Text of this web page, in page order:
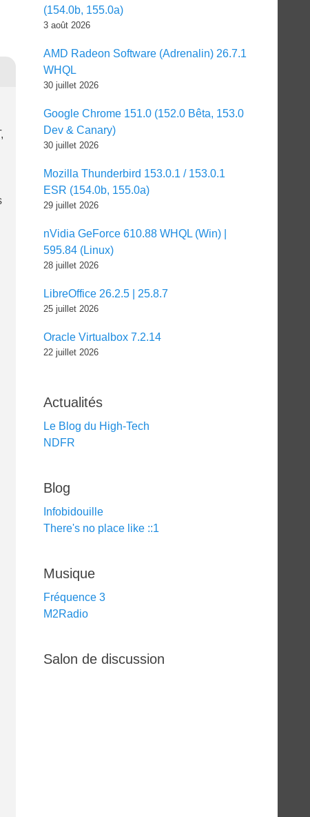
(154.0b, 155.0a)
3 août 2026
AMD Radeon Software (Adrenalin) 26.7.1
WHQL
30 juillet 2026
Google Chrome 151.0 (152.0 Bêta, 153.0
Dev & Canary)
30 juillet 2026
Mozilla Thunderbird 153.0.1 / 153.0.1
ESR (154.0b, 155.0a)
29 juillet 2026
nVidia GeForce 610.88 WHQL (Win) |
595.84 (Linux)
28 juillet 2026
LibreOffice 26.2.5 | 25.8.7
25 juillet 2026
Oracle Virtualbox 7.2.14
22 juillet 2026
Actualités
Le Blog du High-Tech
NDFR
Blog
Infobidouille
There's no place like ::1
Musique
Fréquence 3
M2Radio
Salon de discussion